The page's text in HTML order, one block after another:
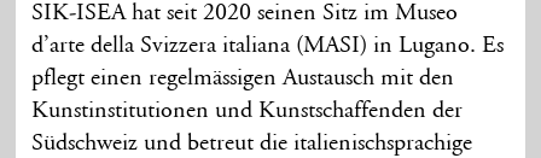
SIK-ISEA hat seit 2020 seinen Sitz im Museo
d’arte della Svizzera italiana (MASI) in Lugano.Es
pflegt einen regelmässigen Austausch mit den
Kunstinstitutionen und Kunstschaffenden der
Südschweiz und betreut die italienischsprachige